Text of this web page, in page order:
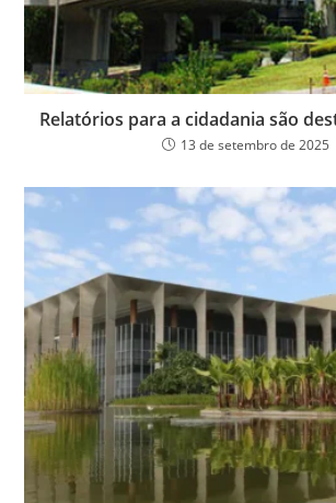
Relatórios para a cidadania são
13 de setembro de 2025